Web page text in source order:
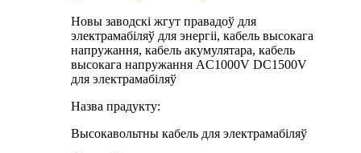
Новы заводскі жгут правадоў для
электрамабіляў для энергіі, кабель высокага
напружання, кабель акумулятара, кабель
высокага напружання AC1000V DC1500V
для электрамабіляў
Назва прадукту:
Высокавольтны кабель для электрамабіляў